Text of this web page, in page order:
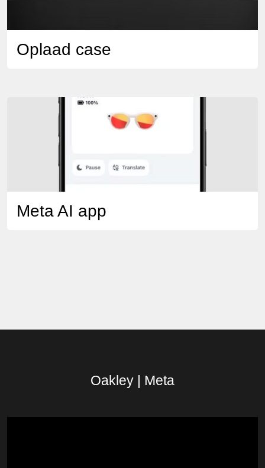
Oplaad case
Meta AI app
Oakley | Meta